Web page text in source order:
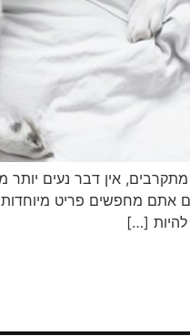
אין דבר נעים יותר
מחפשים פריט מיוחדות
להיות […]